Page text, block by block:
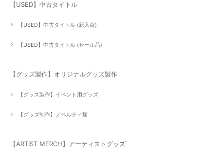
【USED】中古タイトル
【USED】中古タイトル (新入荷)
【USED】中古タイトル (セール品)
【グッズ製作】オリジナルグッズ製作
【グッズ製作】イベント用グッズ
【グッズ制作】ノベルティ類
【ARTIST MERCH】アーティストグッズ